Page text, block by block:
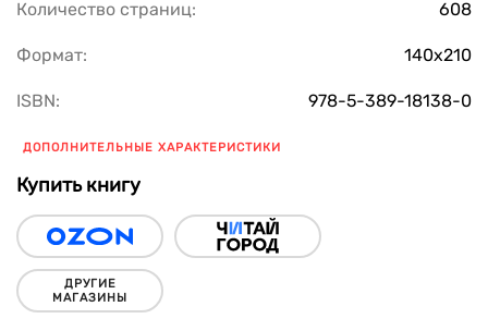
Количество страниц: 608
Формат: 140х210
ISBN: 978-5-389-18138-0
ДОПОЛНИТЕЛЬНЫЕ ХАРАКТЕРИСТИКИ
Купить книгу
ДРУГИЕ
МАГАЗИНЫ